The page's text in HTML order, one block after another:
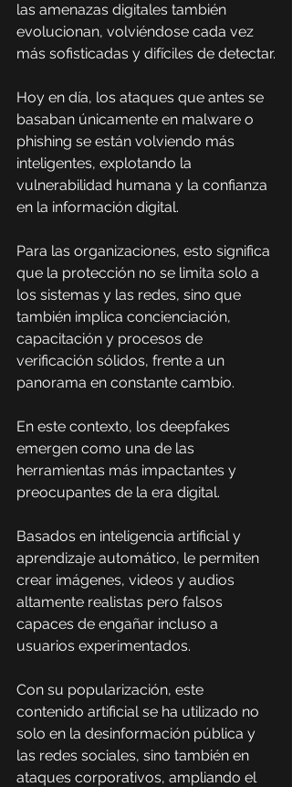
las amenazas digitales también
evolucionan, volviéndose cada vez
más sofisticadas y difíciles de detectar.
Hoy en día, los ataques que antes se
basaban únicamente en malware o
phishing se están volviendo más
inteligentes, explotando la
vulnerabilidad humana y la confianza
en la información digital.
Para las organizaciones, esto significa
que la protección no se limita solo a
los sistemas y las redes, sino que
también implica concienciación,
capacitación y procesos de
verificación sólidos, frente a un
panorama en constante cambio.
En este contexto, los deepfakes
emergen como una de las
herramientas más impactantes y
preocupantes de la era digital.
Basados en inteligencia artificial y
aprendizaje automático, le permiten
crear imágenes, videos y audios
altamente realistas pero falsos
capaces de engañar incluso a
usuarios experimentados.
Con su popularización, este
contenido artificial se ha utilizado no
solo en la desinformación pública y
las redes sociales, sino también en
ataques corporativos, ampliando el